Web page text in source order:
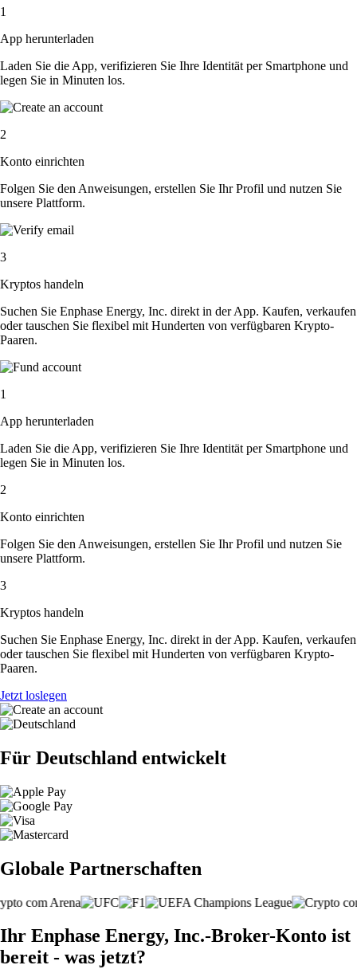
1
App herunterladen
Laden Sie die App, verifizieren Sie Ihre Identität per Smartphone und
legen Sie in Minuten los.
2
Konto einrichten
Folgen Sie den Anweisungen, erstellen Sie Ihr Profil und nutzen Sie
unsere Plattform.
3
Kryptos handeln
Suchen Sie Enphase Energy, Inc. direkt in der App. Kaufen, verkaufen
oder tauschen Sie flexibel mit Hunderten von verfügbaren Krypto-
Paaren.
1
App herunterladen
Laden Sie die App, verifizieren Sie Ihre Identität per Smartphone und
legen Sie in Minuten los.
2
Konto einrichten
Folgen Sie den Anweisungen, erstellen Sie Ihr Profil und nutzen Sie
unsere Plattform.
3
Kryptos handeln
Suchen Sie Enphase Energy, Inc. direkt in der App. Kaufen, verkaufen
oder tauschen Sie flexibel mit Hunderten von verfügbaren Krypto-
Paaren.
Jetzt loslegen
Für Deutschland entwickelt
Globale Partnerschaften
Ihr Enphase Energy, Inc.-Broker-Konto ist
bereit - was jetzt?